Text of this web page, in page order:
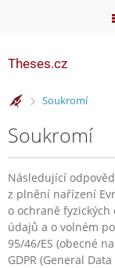
Theses.cz
>
Soukromí
Soukromí
Následující
z plnění nařízení
o ochraně
údajů a o volném
95/46/ES (obecné
GDPR (General